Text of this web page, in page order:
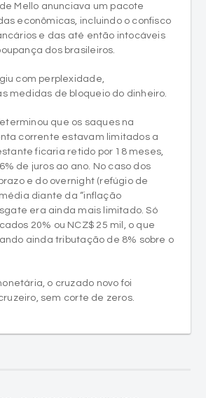
Mello anunciava um pacote
econômicas, incluindo o confisco
e das até então intocáveis
dos brasileiros.
com perplexidade,
medidas de bloqueio do dinheiro.
que os saques na
corrente estavam limitados a
ficaria retido por 18 meses,
de juros ao ano. No caso dos
e do overnight (refúgio de
diante da “inflação
era ainda mais limitado. Só
20% ou NCZ$ 25 mil, o que
ainda tributação de 8% sobre o
o cruzado novo foi
sem corte de zeros.